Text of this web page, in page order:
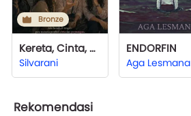
Bronze
Kereta, Cinta, dan Cerita
Silvarani
ENDORFIN
Aga Lesmana
Rekomendasi